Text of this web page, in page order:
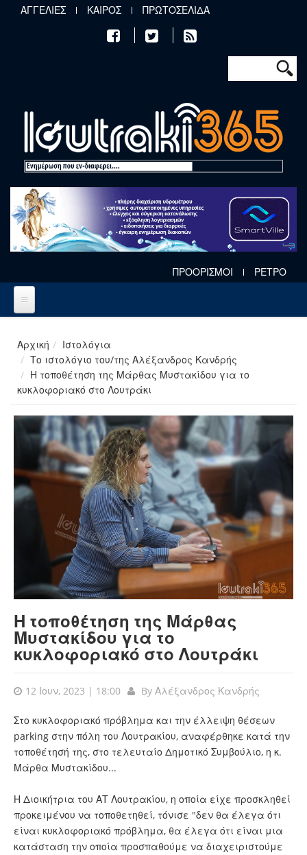
Παράκαμψη προς το κυρίως περιεχόμενο
ΑΓΓΕΛΙΕΣ ΚΑΙΡΟΣ ΠΡΩΤΟΣΕΛΙΔΑ
Φόρμα
Αναζήτηση
ΠΡΟΟΡΙΣΜΟΙ ΡΕΤΡΟ
Αρχική
Ιστολόγια
Το ιστολόγιο του/της Αλέξανδρος Κανδρής
Η τοποθέτηση της Μάρθας Μυστακίδου για το
κυκλοφοριακό στο Λουτράκι
Η τοποθέτηση της Μάρθας
Μυστακίδου για το
κυκλοφοριακό στο Λουτράκι
12 Ιουν, 2023 | 18:00 By Αλέξανδρος Κανδρής
Στο κυκλοφοριακό πρόβλημα και την έλλειψη θέσεων
parking στην πόλη του Λουτρακίου, αναφέρθηκε κατά την
τοποθέτησή της, στο τελευταίο Δημοτικό Συμβούλιο, η κ.
Μάρθα Μυστακίδου...
Η Διοικήτρια του ΑΤ Λουτρακίου, η οποία είχε προσκληθεί
προκειμένου να τοποθετηθεί, τόνισε "δεν θα έλεγα ότι
είναι κυκλοφοριακό πρόβλημα, θα έλεγα ότι είναι μια
κατάσταση την οποία προσπαθούμε να διαχειριστούμε